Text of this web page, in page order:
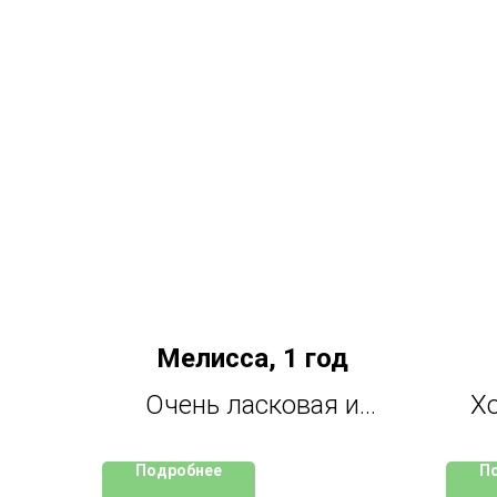
Мелисса, 1 год
Очень ласковая и
ручках. Лоточек и
Подробнее